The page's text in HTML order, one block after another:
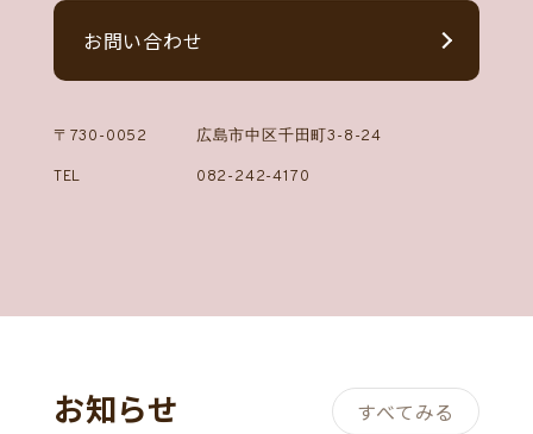
お問い合わせ
〒730-0052 広島市中区千田町3-8-24
TEL 082-242-4170
お知らせ すべてみる